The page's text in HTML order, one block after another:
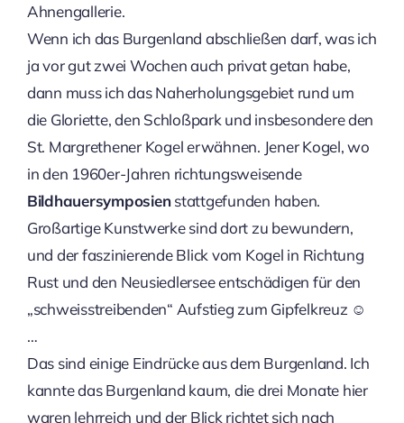
Ahnengallerie.
Wenn ich das Burgenland abschließen darf, was ich
ja vor gut zwei Wochen auch privat getan habe,
dann muss ich das Naherholungsgebiet rund um
die Gloriette, den Schloßpark und insbesondere den
St. Margrethener Kogel erwähnen. Jener Kogel, wo
in den 1960er-Jahren richtungsweisende
Bildhauersymposienstattgefunden haben.
Großartige Kunstwerke sind dort zu bewundern,
und der faszinierende Blick vom Kogel in Richtung
Rust und den Neusiedlersee entschädigen für den
„schweisstreibenden“ Aufstieg zum Gipfelkreuz ☺
…
Das sind einige Eindrücke aus dem Burgenland. Ich
kannte das Burgenland kaum, die drei Monate hier
waren lehrreich und der Blick richtet sich nach